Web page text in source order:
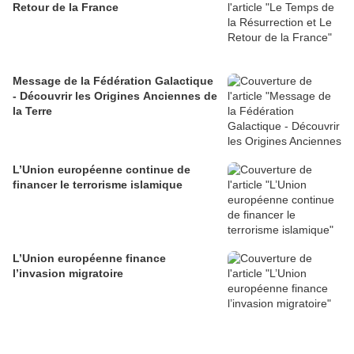
Retour de la France
Message de la Fédération Galactique
- Découvrir les Origines Anciennes de
la Terre
L’Union européenne continue de
financer le terrorisme islamique
L’Union européenne finance
l’invasion migratoire